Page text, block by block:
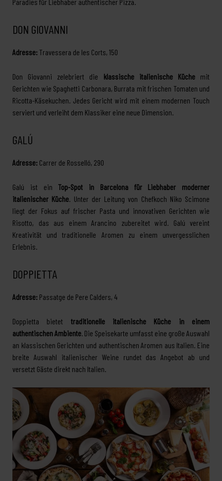
DON GIOVANNI
Adresse: Travessera de les Corts, 150
Don Giovanni zelebriert die klassische italienische Küchemit
Gerichten wie Spaghetti Carbonara, Burrata mit frischen Tomaten und
Ricotta-Käsekuchen. Jedes Gericht wird mit einem modernen Touch
serviert und verleiht dem Klassiker eine neue Dimension.
GALÚ
Adresse: Carrer de Rosselló, 290
Galú ist ein Top-Spot in Barcelona für Liebhaber moderner
italienischer Küche. Unter der Leitung von Chefkoch Niko Scimone
liegt der Fokus auf frischer Pasta und innovativen Gerichten wie
Risotto, das aus einem Arancino zubereitet wird. Galú vereint
Kreativität und traditionelle Aromen zu einem unvergesslichen
Erlebnis.
DOPPIETTA
Adresse: Passatge de Pere Calders, 4
Doppietta bietet traditionelle italienische Küche in einem
authentischen Ambiente. Die Speisekarte umfasst eine große Auswahl
an klassischen Gerichten und authentischen Aromen aus Italien. Eine
breite Auswahl italienischer Weine rundet das Angebot ab und
versetzt Gäste direkt nach Italien.